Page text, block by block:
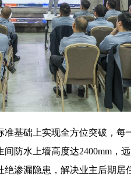
基础上实现全方位突破，每
防水上墙高度达2400mm，
渗漏隐患，解决业主后期居